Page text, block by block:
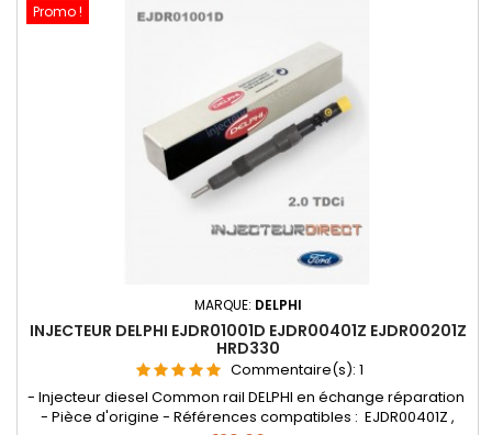
Promo !
MARQUE: DELPHI
INJECTEUR DELPHI EJDR01001D EJDR00401Z EJDR00201Z
HRD330
Commentaire(s): 1
- Injecteur diesel Common rail DELPHI en échange réparation
- Pièce d'origine - Références compatibles : EJDR00401Z ,